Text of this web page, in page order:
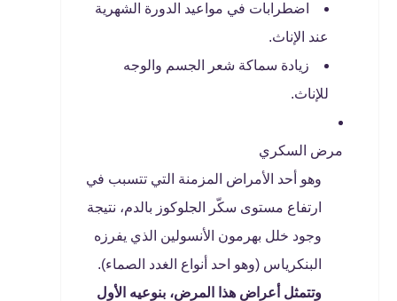
اضطرابات في مواعيد الدورة الشهرية
عند الإناث.
زيادة سماكة شعر الجسم والوجه
للإناث.
مرض السكري
وهو أحد الأمراض المزمنة التي تتسبب في
ارتفاع مستوى سكّر الجلوكوز بالدم، نتيجة
وجود خلل بهرمون الأنسولين الذي يفرزه
البنكرياس (وهو احد أنواع الغدد الصماء).
وتتمثل أعراض هذا المرض، بنوعيه الأول